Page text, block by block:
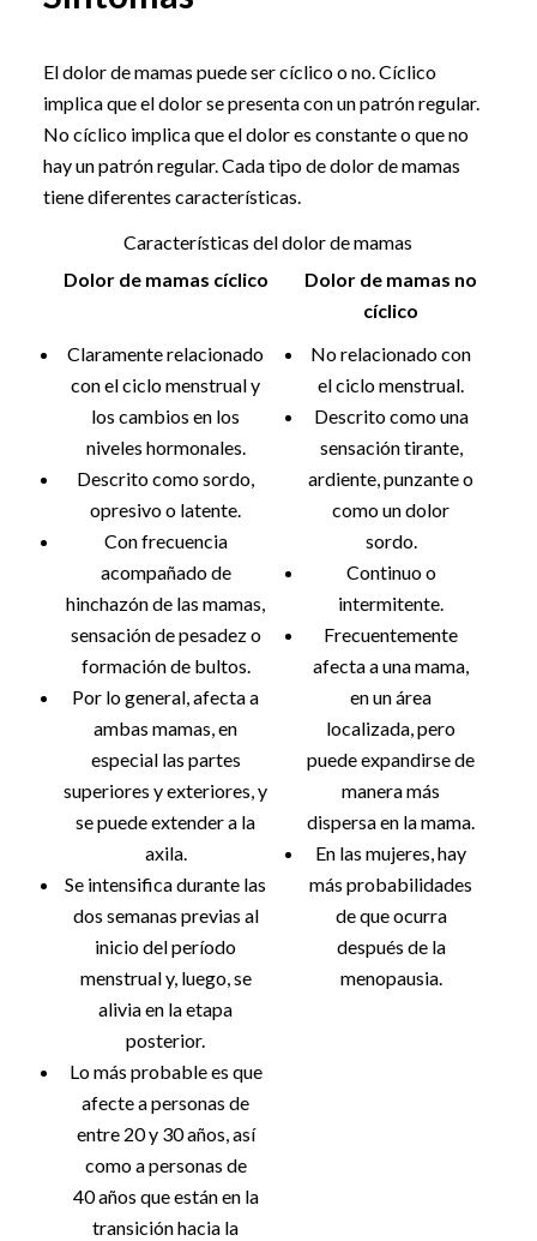
El dolor de mamas puede ser cíclico o no. Cíclico
implica que el dolor se presenta con un patrón regular.
No cíclico implica que el dolor es constante o que no
hay un patrón regular. Cada tipo de dolor de mamas
tiene diferentes características.
Características del dolor de mamas
Dolor de mamas cíclico
Dolor de mamas no
cíclico
Claramente relacionado
con el ciclo menstrual y
los cambios en los
niveles hormonales.
Descrito como sordo,
opresivo o latente.
Con frecuencia
acompañado de
hinchazón de las mamas,
sensación de pesadez o
formación de bultos.
Por lo general, afecta a
ambas mamas, en
especial las partes
superiores y exteriores, y
se puede extender a la
axila.
Se intensifica durante las
dos semanas previas al
inicio del período
menstrual y, luego, se
alivia en la etapa
posterior.
Lo más probable es que
afecte a personas de
entre 20 y 30 años, así
como a personas de
40 años que están en la
transición hacia la
No relacionado con
el ciclo menstrual.
Descrito como una
sensación tirante,
ardiente, punzante o
como un dolor
sordo.
Continuo o
intermitente.
Frecuentemente
afecta a una mama,
en un área
localizada, pero
puede expandirse de
manera más
dispersa en la mama.
En las mujeres, hay
más probabilidades
de que ocurra
después de la
menopausia.